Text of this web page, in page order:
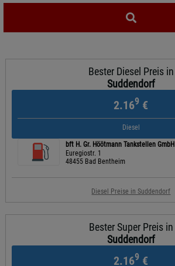
Bester Diesel Preis in
Suddendorf
2.169 €
Diesel
bft H. Gr. Höötmann Tankstellen GmbH
Euregiostr. 1
48455 Bad Bentheim
Diesel Preise in Suddendorf
Bester Super Preis in
Suddendorf
2.169 €